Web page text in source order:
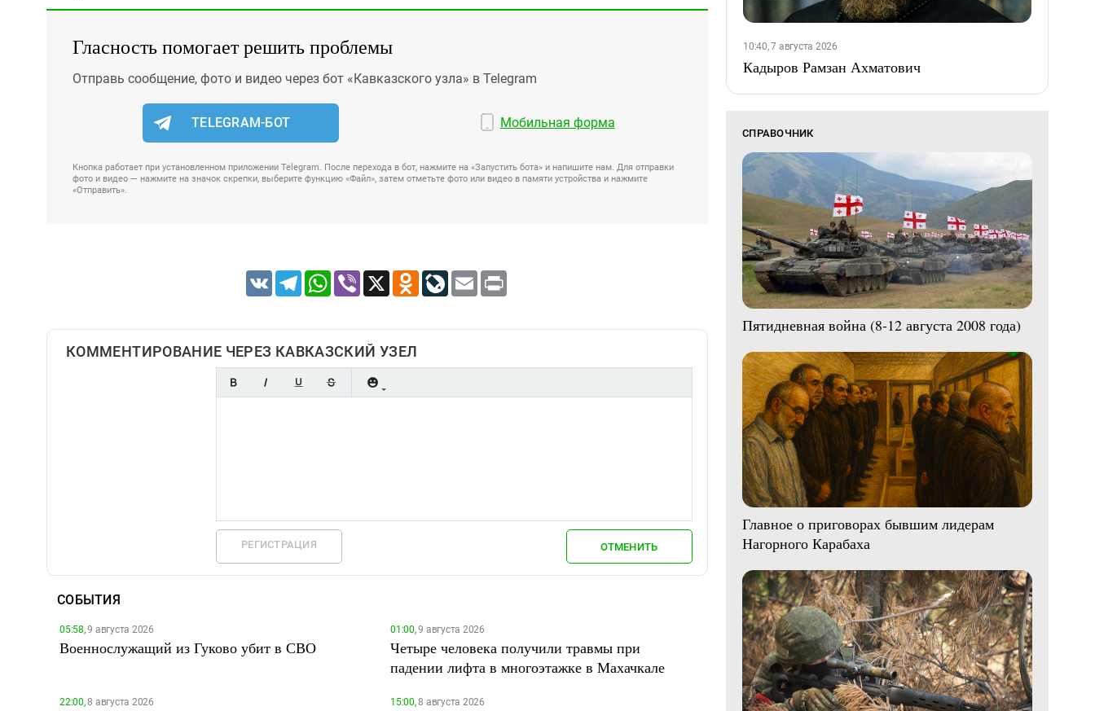
Гласность помогает решить проблемы
Отправь сообщение, фото и видео через бот «Кавказского узла» в Telegram
TELEGRAM-БОТ Мобильная форма
Кнопка работает при установленном приложении Telegram. После перехода в бот, нажмите на «Запустить бота» и напишите нам. Для отправки
фото и видео — нажмите на значок скрепки, выберите функцию «Файл», затем отметьте фото или видео в памяти устройства и нажмите
«Отправить».
VK TelegramWhatsApp
Viber X Odnoklassniki
LiveJournal
Email
КОММЕНТИРОВАНИЕ ЧЕРЕЗ КАВКАЗСКИЙ УЗЕЛ
РЕГИСТРАЦИЯ ОТМЕНИТЬ
СОБЫТИЯ
05:58,9 августа 2026
Военнослужащий из Гуково убит в СВО
01:00,9 августа 2026
Четыре человека получили травмы при
падении лифта в многоэтажке в Махачкале
22:00,8 августа 2026 15:00,8 августа 2026
10:40, 7 августа 2026
Кадыров Рамзан Ахматович
СПРАВОЧНИК
Пятидневная война (8-12 августа 2008 года)
Главное о приговорах бывшим лидерам
Нагорного Карабаха